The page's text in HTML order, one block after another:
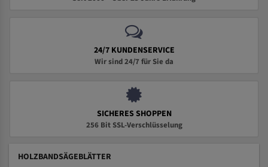
24/7 KUNDENSERVICE
Wir sind 24/7 für Sie da
SICHERES SHOPPEN
256 Bit SSL-Verschlüsselung
HOLZBANDSÄGEBLÄTTER